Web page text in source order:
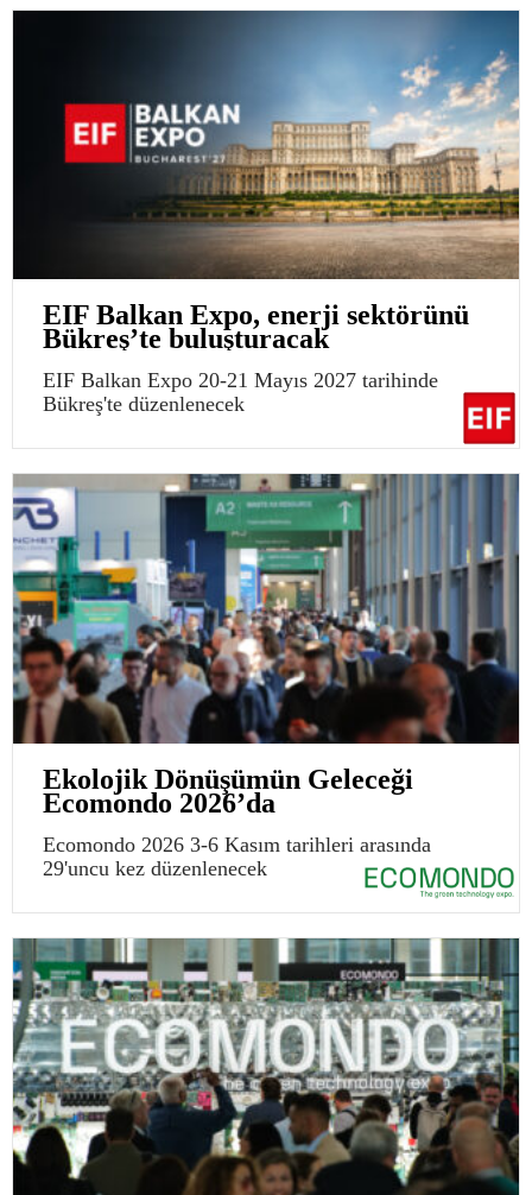
EIF Balkan Expo, enerji sektörünü
Bükreş’te buluşturacak
EIF Balkan Expo 20-21 Mayıs 2027 tarihinde
Bükreş'te düzenlenecek
Ekolojik Dönüşümün Geleceği
Ecomondo 2026’da
Ecomondo 2026 3-6 Kasım tarihleri arasında
29'uncu kez düzenlenecek